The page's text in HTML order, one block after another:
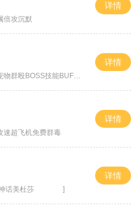
倍攻沉默
详情
殴BOSS技能BUFF铭文B
详情
速超飞机免费群毒
详情
美杜莎 ]
详情